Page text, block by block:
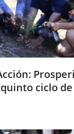
ciclo de